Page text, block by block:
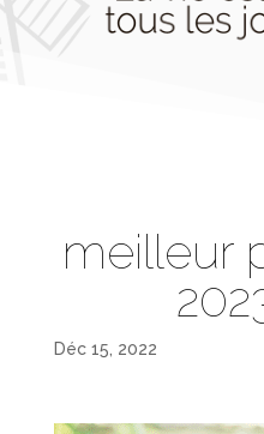
meilleur
Déc 15, 2022